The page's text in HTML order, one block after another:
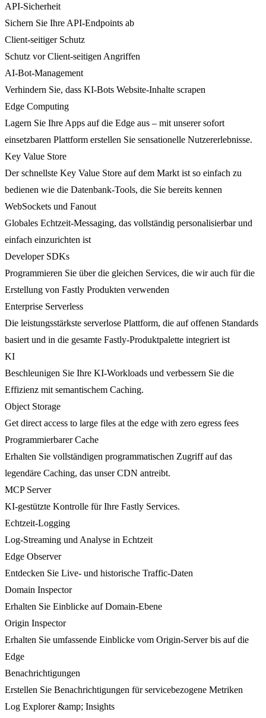
API-Sicherheit
Sichern Sie Ihre API-Endpoints ab
Client-seitiger Schutz
Schutz vor Client-seitigen Angriffen
AI-Bot-Management
Verhindern Sie, dass KI-Bots Website-Inhalte scrapen
Edge Computing
Lagern Sie Ihre Apps auf die Edge aus – mit unserer sofort
einsetzbaren Plattform erstellen Sie sensationelle Nutzererlebnisse.
Key Value Store
Der schnellste Key Value Store auf dem Markt ist so einfach zu
bedienen wie die Datenbank-Tools, die Sie bereits kennen
WebSockets und Fanout
Globales Echtzeit-Messaging, das vollständig personalisierbar und
einfach einzurichten ist
Developer SDKs
Programmieren Sie über die gleichen Services, die wir auch für die
Erstellung von Fastly Produkten verwenden
Enterprise Serverless
Die leistungsstärkste serverlose Plattform, die auf offenen Standards
basiert und in die gesamte Fastly-Produktpalette integriert ist
KI
Beschleunigen Sie Ihre KI-Workloads und verbessern Sie die
Effizienz mit semantischem Caching.
Object Storage
Get direct access to large files at the edge with zero egress fees
Programmierbarer Cache
Erhalten Sie vollständigen programmatischen Zugriff auf das
legendäre Caching, das unser CDN antreibt.
MCP Server
KI-gestützte Kontrolle für Ihre Fastly Services.
Echtzeit-Logging
Log-Streaming und Analyse in Echtzeit
Edge Observer
Entdecken Sie Live- und historische Traffic-Daten
Domain Inspector
Erhalten Sie Einblicke auf Domain-Ebene
Origin Inspector
Erhalten Sie umfassende Einblicke vom Origin-Server bis auf die
Edge
Benachrichtigungen
Erstellen Sie Benachrichtigungen für servicebezogene Metriken
Log Explorer &amp; Insights